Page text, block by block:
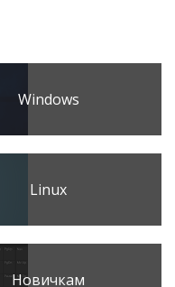
Windows
Linux
Новичкам